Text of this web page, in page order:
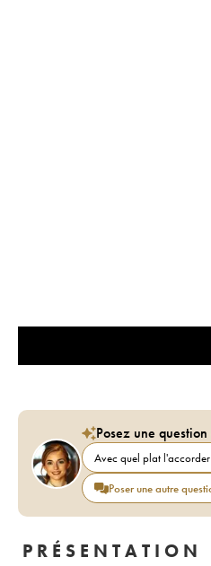
Posez une
Avec quel plat l'accorder
Poser une autre
PRÉSENTATION